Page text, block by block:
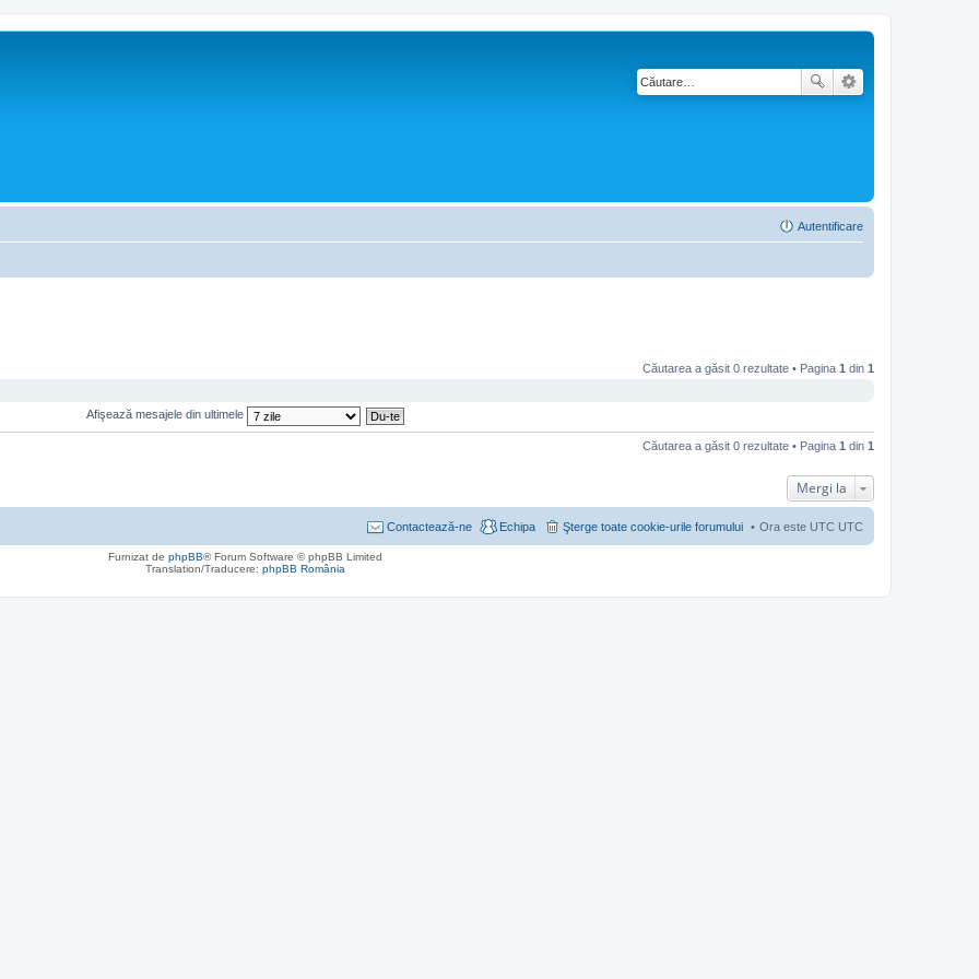
Autentificare
Căutarea a găsit 0 rezultate • Pagina 1 din 1
Afişează mesajele din ultimele
Căutarea a găsit 0 rezultate • Pagina 1 din 1
Mergi la
Ora este UTC UTC
Şterge toate cookie-urile forumului
Echipa
Contactează-ne
Furnizat de phpBB® Forum Software © phpBB Limited
Translation/Traducere: phpBB România